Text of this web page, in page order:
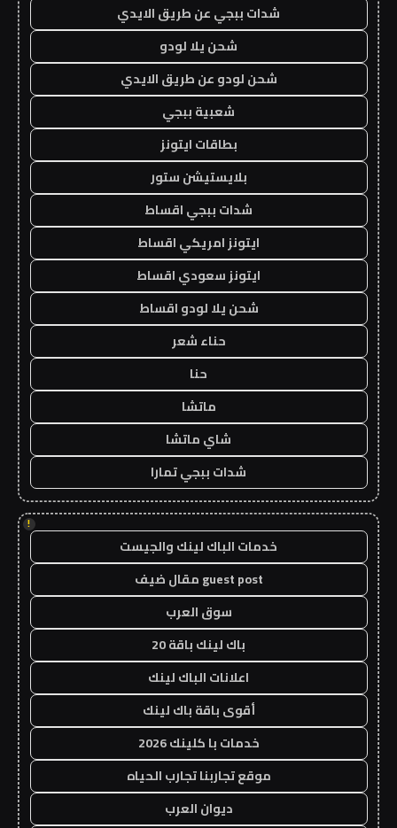
شدات ببجي عن طريق الايدي
شحن يلا لودو
شحن لودو عن طريق الايدي
شعبية ببجي
بطاقات ايتونز
بلايستيشن ستور
شدات ببجي اقساط
ايتونز امريكي اقساط
ايتونز سعودي اقساط
شحن يلا لودو اقساط
حناء شعر
حنا
ماتشا
شاي ماتشا
شدات ببجي تمارا
!
خدمات الباك لينك والجيست
guest post مقال ضيف
سوق العرب
باك لينك باقة 20
اعلانات الباك لينك
أقوى باقة باك لينك
خدمات با كلينك 2026
موقع تجاربنا تجارب الحياه
ديوان العرب